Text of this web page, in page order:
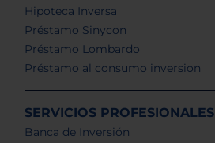
Hipoteca Inversa
Préstamo Sinycon
Préstamo Lombardo
Préstamo al consumo inversion
SERVICIOS PROFESIONALES
Banca de Inversión